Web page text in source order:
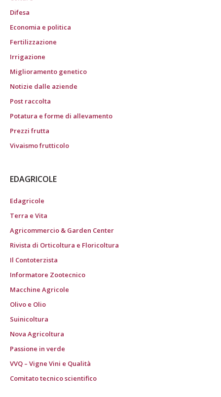
Difesa
Economia e politica
Fertilizzazione
Irrigazione
Miglioramento genetico
Notizie dalle aziende
Post raccolta
Potatura e forme di allevamento
Prezzi frutta
Vivaismo frutticolo
EDAGRICOLE
Edagricole
Terra e Vita
Agricommercio & Garden Center
Rivista di Orticoltura e Floricoltura
Il Contoterzista
Informatore Zootecnico
Macchine Agricole
Olivo e Olio
Suinicoltura
Nova Agricoltura
Passione in verde
VVQ – Vigne Vini e Qualità
Comitato tecnico scientifico